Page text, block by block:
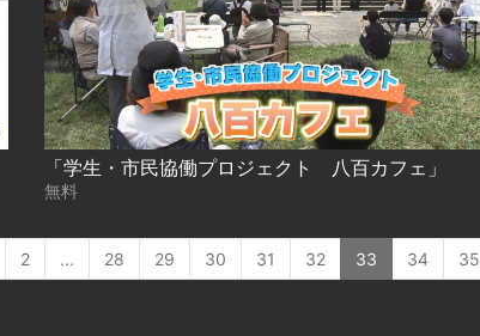
「学生・市民協働プロジェクト 八百カフェ」
無料
2 ... 28 29 30 31 32 33 34 35